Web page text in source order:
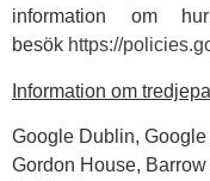
information om
besök https://
Information om
Google Dublin, Google
Gordon House, Barrow